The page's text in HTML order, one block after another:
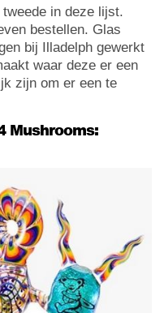
in deze lijst.
bestellen. Glas
bij Illadelph gewerkt
waar deze er een
zijn om er een te
Mushrooms: